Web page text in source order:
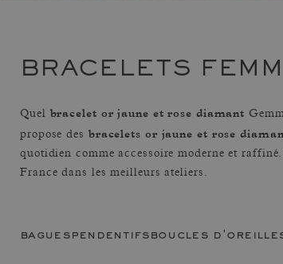
BRACELETS
Quel bracelet or jaune et rose diamant
propose des bracelets or jaune et rose
quotidien comme accessoire moderne et
France dans les meilleurs ateliers.
bagues pendentifs boucles